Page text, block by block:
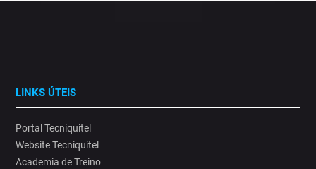
LINKS ÚTEIS
Portal Tecniquitel
Website Tecniquitel
Academia de Treino